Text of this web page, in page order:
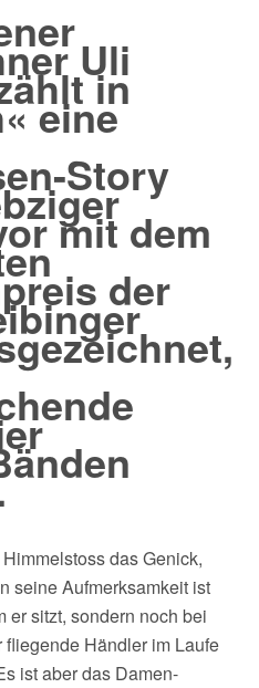
Uli
in
eine
Story
mit dem
der
das Genick,
seine Aufmerksamkeit ist
er sitzt, sondern noch bei
Händler im Laufe
ist aber das Damen-